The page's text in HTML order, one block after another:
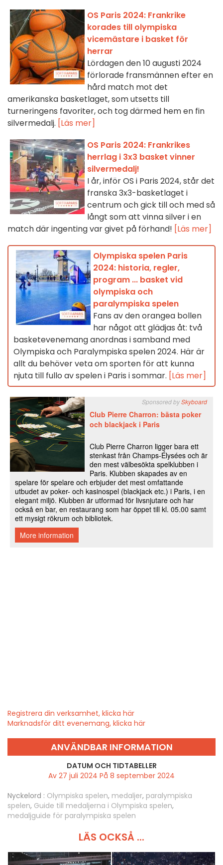
OS Paris 2024: Frankrike
korades till olympiska
vicemästare i basket för
herrar
Lördagen den 10 augusti 2024
förlorade fransmännen efter en
hård match mot det
amerikanska basketlaget, som utsetts till
turneringens favoriter, och tog därmed hem en fin
silvermedalj. [Läs mer]
OS Paris 2024: Frankrikes
herrlag i 3x3 basket vinner
silvermedalj!
I år, inför OS i Paris 2024, står det
franska 3x3-basketlaget i
centrum och gick till och med så
långt som att vinna silver i en
match där ingenting var givet på förhand! [Läs mer]
Olympiska spelen Paris
2024: historia, regler,
program ... basket vid
olympiska och
paralympiska spelen
Fans av den orangea bollen
har något att glädjas åt: två
basketevenemang anordnas i samband med
Olympiska och Paralympiska spelen 2024. Här är
allt du behöver veta om sporten för att kunna
njuta till fullo av spelen i Paris i sommar. [Läs mer]
Registrera din verksamhet, klicka här
Marknadsför ditt evenemang, klicka här
ANVÄNDBAR INFORMATION
DATUM OCH TIDTABELLER
Av 27 juli 2024 På 8 september 2024
Nyckelord : Olympiska spelen, medaljer, paralympiska
spelen, Guide till medaljerna i Olympiska spelen,
medaljguide för paralympiska spelen
LÄS OCKSÅ ...